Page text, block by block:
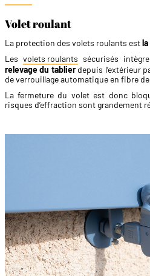
Volet roulant
La protection des volets roulants est
Les volets roulants sécurisés
relevage du tablierdepuis l’extérieur
de verrouillage automatique en fibre
La fermeture du volet est donc
risques d’effraction sont grandement